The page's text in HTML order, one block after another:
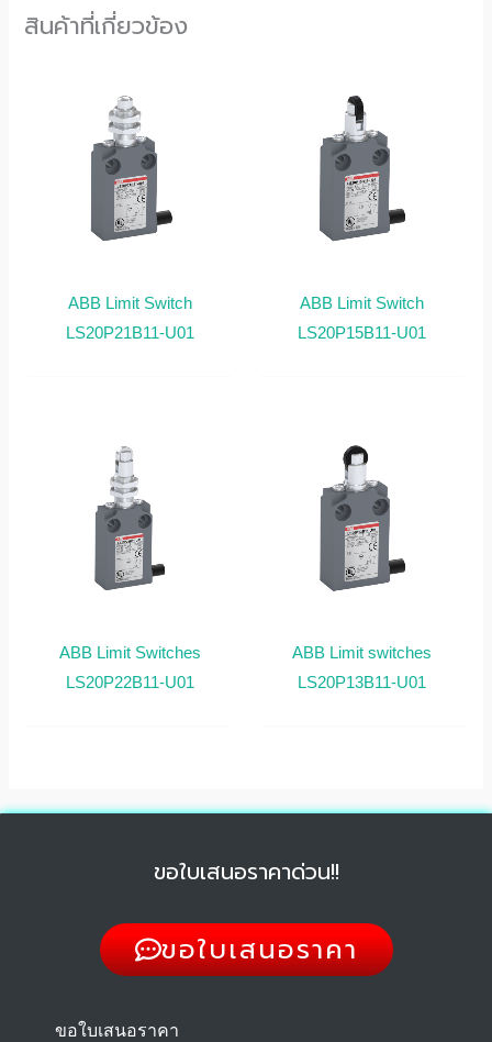
สินค้าที่เกี่ยวข้อง
ABB Limit Switch
LS20P21B11-U01
ABB Limit Switch
LS20P15B11-U01
ABB Limit Switches
LS20P22B11-U01
ABB Limit switches
LS20P13B11-U01
ขอใบเสนอราคาด่วน!!
ขอใบเสนอราคา
ขอใบเสนอราคา